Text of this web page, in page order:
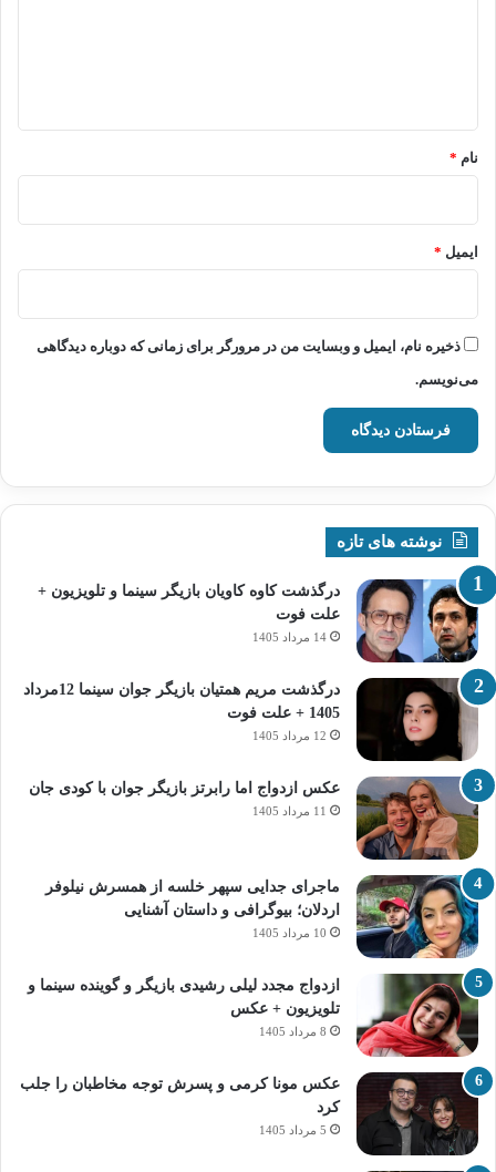
نام *
ایمیل *
ذخیره نام، ایمیل و وبسایت من در مرورگر برای زمانی که دوباره دیدگاهی
می‌نویسم.
نوشته های تازه
درگذشت کاوه کاویان بازیگر سینما و تلویزیون +
علت فوت
14 مرداد 1405
درگذشت مریم همتیان بازیگر جوان سینما 12مرداد
1405 + علت فوت
12 مرداد 1405
عکس ازدواج اما رابرتز بازیگر جوان با کودی جان
11 مرداد 1405
ماجرای جدایی سپهر خلسه از همسرش نیلوفر
اردلان؛ بیوگرافی و داستان آشنایی
10 مرداد 1405
ازدواج مجدد لیلی رشیدی بازیگر و گوینده سینما و
تلویزیون + عکس
8 مرداد 1405
عکس مونا کرمی و پسرش توجه مخاطبان را جلب
کرد
5 مرداد 1405